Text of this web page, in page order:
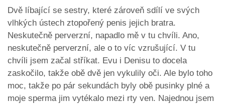
Dvě líbající se sestry, které zároveň sdílí ve svých
vlhkých ústech ztopořený penis jejich bratra.
Neskutečně perverzní, napadlo mě v tu chvíli. Ano,
neskutečně perverzní, ale o to víc vzrušující. V tu
chvíli jsem začal stříkat. Evu i Denisu to docela
zaskočilo, takže obě dvě jen vykulily oči. Ale bylo toho
moc, takže po pár sekundách byly obě pusinky plné a
moje sperma jim vytékalo mezi rty ven. Najednou jsem